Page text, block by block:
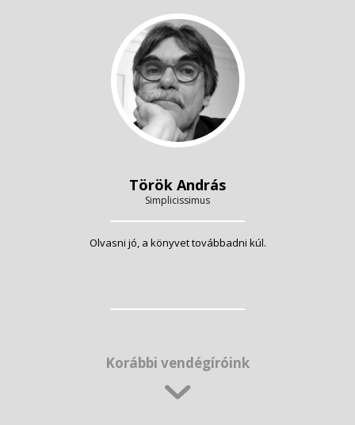
Török András
Simplicissimus
Olvasni jó, a könyvet továbbadni kúl.
Korábbi vendégíróink